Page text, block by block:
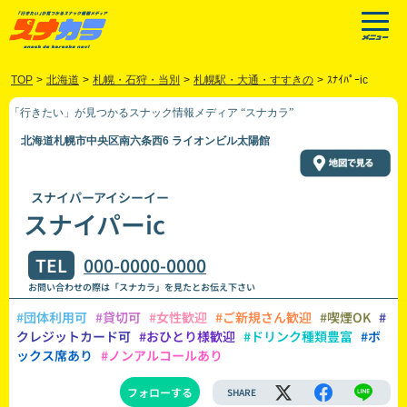
TOP > 北海道 > 札幌・石狩・当別 > 札幌駅・大通・すすきの > ｽﾅｲﾊﾟｰic
「行きたい」が見つかるスナック情報メディア “スナカラ”
北海道札幌市中央区南六条西6 ライオンビル太陽館
スナイパーアイシーイー
スナイパーic
TEL 000-0000-0000
お問い合わせの際は「スナカラ」を見たとお伝え下さい
#団体利用可 #貸切可 #女性歓迎 #ご新規さん歓迎 #喫煙OK #
クレジットカード可 #おひとり様歓迎 #ドリンク種類豊富 #ボ
ックス席あり #ノンアルコールあり
フォローする SHARE